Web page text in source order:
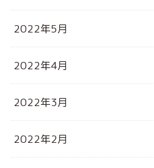
2022年5月
2022年4月
2022年3月
2022年2月